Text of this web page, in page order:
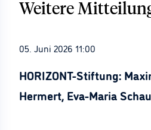
Weitere
05. Juni 2026 11:00
HORIZONT-Stiftung:
Hermert, Eva-Maria